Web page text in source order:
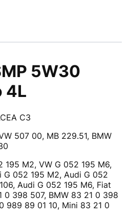
5W30
4L
C3
507 00, MB 229.51, BMW
195 M2, VW G 052 195 M6,
G 052 195 M2, Audi G 052
Audi G 052 195 M6, Fiat
0 398 507, BMW 83 21 0 398
989 89 01 10, Mini 83 21 0